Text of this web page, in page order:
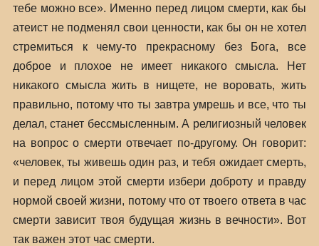
тебе можно все». Именно перед лицом смерти, как бы
атеист не подменял свои ценности, как бы он не хотел
стремиться к чему-то прекрасному без Бога, все
доброе и плохое не имеет никакого смысла. Нет
никакого смысла жить в нищете, не воровать, жить
правильно, потому что ты завтра умрешь и все, что ты
делал, станет бессмысленным. А религиозный человек
на вопрос о смерти отвечает по-другому. Он говорит:
«человек, ты живешь один раз, и тебя ожидает смерть,
и перед лицом этой смерти избери доброту и правду
нормой своей жизни, потому что от твоего ответа в час
смерти зависит твоя будущая жизнь в вечности». Вот
так важен этот час смерти.